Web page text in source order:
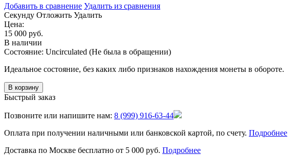
Добавить в сравнение Удалить из сравнения
Cекунду Отложить Удалить
Цена:
15 000 руб.
В наличии
Состояние: Uncirculated (Не была в обращении)
Идеальное состояние, без каких либо признаков нахождения монеты в обороте.
В корзину
Быстрый заказ
Позвоните или напишите нам: 8 (999) 916-63-44
Оплата при получении наличными или банковской картой, по счету. Подробнее
Доставка по Москве бесплатно от 5 000 руб. Подробнее